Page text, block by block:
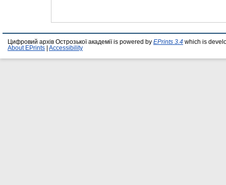
Цифровий архів Острозької академії is powered by EPrints 3.4 which is
About EPrints
Accessibility